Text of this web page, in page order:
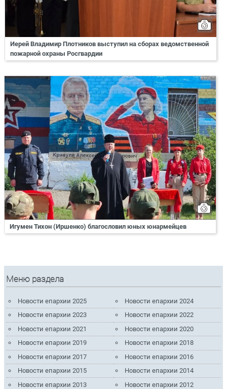
Иерей Владимир Плотников выступил на сборах ведомственной
пожарной охраны Росгвардии
Игумен Тихон (Иршенко) благословил юных юнармейцев
Меню раздела
Новости епархии 2025
Новости епархии 2024
Новости епархии 2023
Новости епархии 2022
Новости епархии 2021
Новости епархии 2020
Новости епархии 2019
Новости епархии 2018
Новости епархии 2017
Новости епархии 2016
Новости епархии 2015
Новости епархии 2014
Новости епархии 2013
Новости епархии 2012